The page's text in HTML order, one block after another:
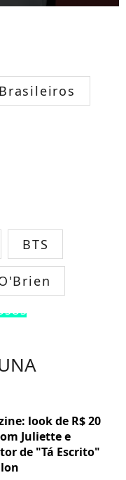
BTS
look de R$ 20
Juliette e
de "Tá Escrito"